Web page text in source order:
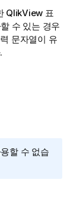
QlikView 표
수 있는 경우
문자열이 유
할 수 없습